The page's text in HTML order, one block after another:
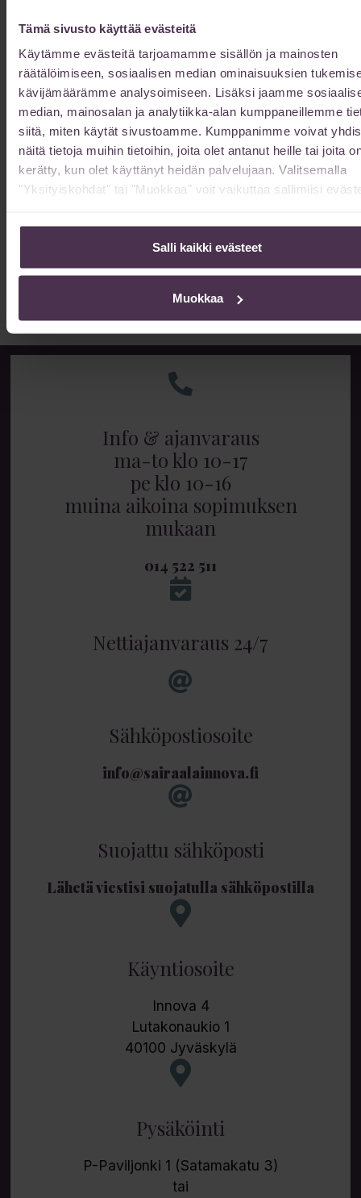
Tämä sivusto käyttää evästeitä
Käytämme evästeitä tarjoamamme sisällön ja mainosten
räätälöimiseen, sosiaalisen median ominaisuuksien
kävijämäärämme analysoimiseen. Lisäksi jaamme
median, mainosalan ja analytiikka-alan kumppaneillemme
siitä, miten käytät sivustoamme. Kumppanimme voivat
näitä tietoja muihin tietoihin, joita olet antanut heille tai joita
kerätty, kun olet käyttänyt heidän palvelujaan. Valitsemalla
"Yksityiskohdat" tai "Muokkaa" voit vaikuttaa sallimiisi
Salli kaikki evästeet
Muokkaa
kasvonkohotuksia tekevän plastiikkakirurgin?
Plastiikkakirurgi Kristiina Hietanen vastaa: ”Minulta kysytään tätä
aika usein. Kysymys on hyvin olennainen. mutta en usko, että
olisin tehnyt yhtäkään täysin onnistunutta kasvojenkohotusta
ilman laaja-alaista
Lue lisää »
Kuinka kauan vatsan muotoilun toipuminen
13/02/2026
Lue toipumisajan vaiheet ja nopeuttamiskeinot.
Info & ajanvaraus
ma-to klo 10-17
pe klo 10-16
muina aikoina sopimuksen
mukaan
014 522 511
Nettiajanvaraus 24/7
Sähköpostiosoite
info@sairaalainnova.fi
Suojattu sähköposti
Lähetä viestisi suojatulla sähköpostilla
Käyntiosoite
Innova 4
Lutakonaukio 1
40100 Jyväskylä
Pysäköinti
P-Paviljonki 1 (Satamakatu 3)
tai